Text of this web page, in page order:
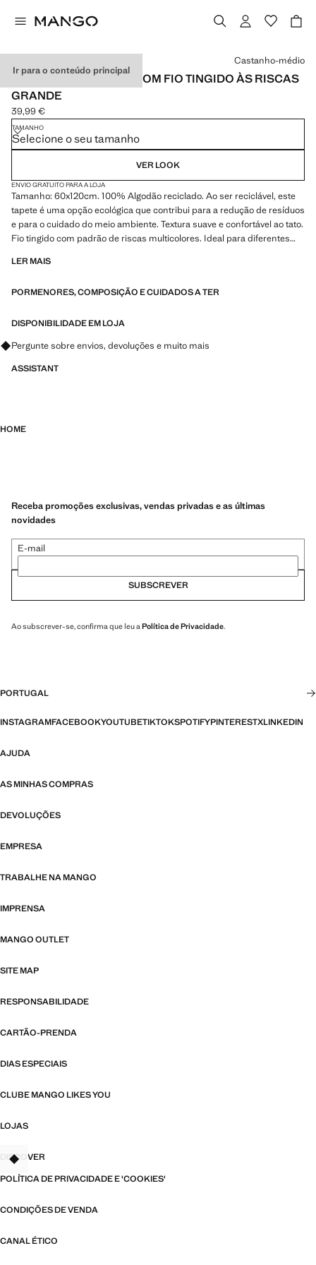
Ir para o conteúdo principal
TAPETE DE ALGODÃO COM FIO TINGIDO ÀS RISCAS
GRANDE
Preço atual [39,99 € ]
39,99 €
Selecione uma cor
Castanho-médio
TAMANHO
Selecione o seu tamanho
VER LOOK
ENVIO GRATUITO PARA A LOJA
Tamanho: 60x120cm. 100% Algodão reciclado. Ao ser reciclável, este
tapete é uma opção ecológica que contribui para a redução de resíduos
e para o cuidado do meio ambiente. Textura suave e confortável ao tato.
Fio tingido com padrão de riscas multicolores. Ideal para diferentes
LER MAIS
PORMENORES, COMPOSIÇÃO E CUIDADOS A TER
DISPONIBILIDADE EM LOJA
Pergunte sobre envios, devoluções e muito mais
ASSISTANT
HOME
Receba promoções exclusivas, vendas privadas e as últimas
novidades
E-mail
SUBSCREVER
Ao subscrever-se, confirma que leu a Política de Privacidade.
PORTUGAL
INSTAGRAMFACEBOOKYOUTUBETIKTOKSPOTIFYPINTERESTXLINKEDIN
AJUDA
AS MINHAS COMPRAS
DEVOLUÇÕES
EMPRESA
TRABALHE NA MANGO
IMPRENSA
MANGO OUTLET
SITE MAP
RESPONSABILIDADE
CARTÃO-PRENDA
DIAS ESPECIAIS
CLUBE MANGO LIKES YOU
LOJAS
DISCOVER
POLÍTICA DE PRIVACIDADE E 'COOKIES'
CONDIÇÕES DE VENDA
CANAL ÉTICO